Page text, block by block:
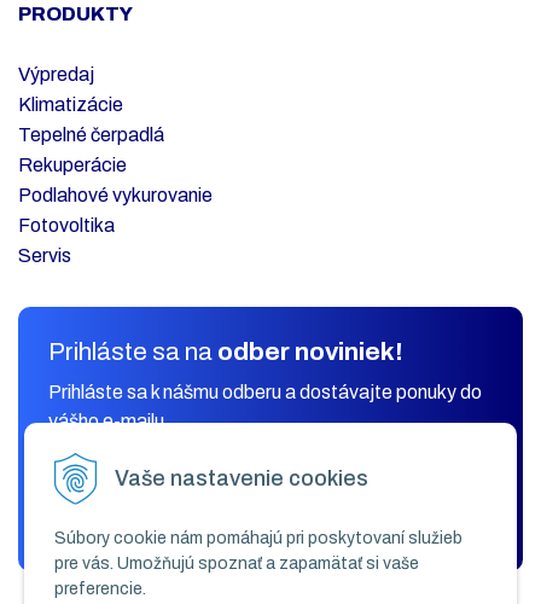
Vaše nastavenie cookies
Súbory cookie nám pomáhajú pri poskytovaní služieb
pre vás. Umožňujú spoznať a zapamätať si vaše
preferencie.
PRODUKTY
Výpredaj
Klimatizácie
Tepelné čerpadlá
Rekuperácie
Podlahové vykurovanie
Fotovoltika
Servis
Prihláste sa na odber noviniek!
Prihláste sa k nášmu odberu a dostávajte ponuky do
vášho e-mailu.